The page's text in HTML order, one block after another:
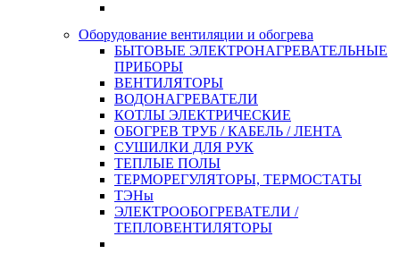
Оборудование вентиляции и обогрева
БЫТОВЫЕ ЭЛЕКТРОНАГРЕВАТЕЛЬНЫЕ
ПРИБОРЫ
ВЕНТИЛЯТОРЫ
ВОДОНАГРЕВАТЕЛИ
КОТЛЫ ЭЛЕКТРИЧЕСКИЕ
ОБОГРЕВ ТРУБ / КАБЕЛЬ / ЛЕНТА
СУШИЛКИ ДЛЯ РУК
ТЕПЛЫЕ ПОЛЫ
ТЕРМОРЕГУЛЯТОРЫ, ТЕРМОСТАТЫ
ТЭНы
ЭЛЕКТРООБОГРЕВАТЕЛИ /
ТЕПЛОВЕНТИЛЯТОРЫ